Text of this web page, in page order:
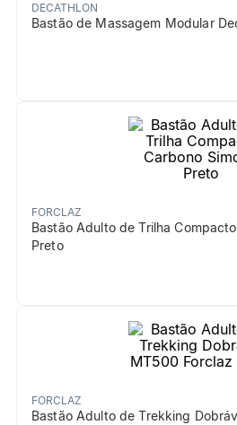
DECATHLON
Bastão de Massagem Modular
FORCLAZ
Bastão Adulto de Trilha
Preto
FORCLAZ
Bastão Adulto de Trekking